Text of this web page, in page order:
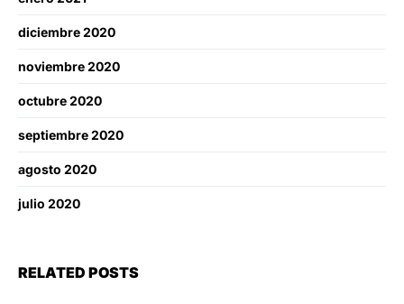
diciembre 2020
noviembre 2020
octubre 2020
septiembre 2020
agosto 2020
julio 2020
RELATED POSTS